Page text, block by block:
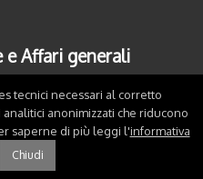
e Affari generali
tecnici necessari al corretto
anonimizzati che riducono
saperne di più leggi l'informativa
Chiudi